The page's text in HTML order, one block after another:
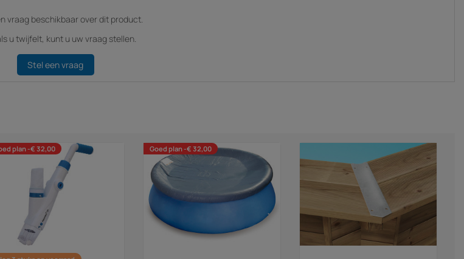
vraag beschikbaar over dit product.
u twijfelt, kunt u uw vraag stellen.
Stel een vraag
plan -€ 32,00 Goed plan -€ 32,00